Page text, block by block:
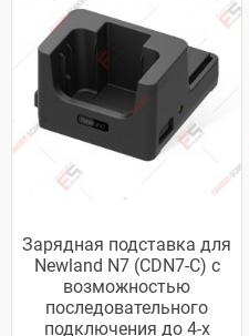
Зарядная подставка для
Newland N7 (CDN7-C) с
возможностью
последовательного
подключения до 4-х